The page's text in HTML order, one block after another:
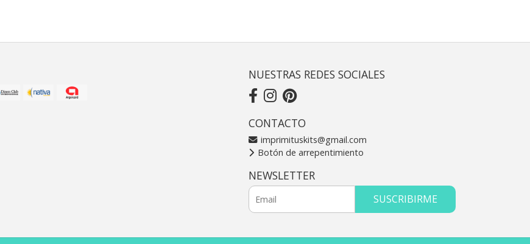
NUESTRAS REDES SOCIALES
CONTACTO
imprimituskits@gmail.com
Botón de arrepentimiento
NEWSLETTER
SUSCRIBIRME